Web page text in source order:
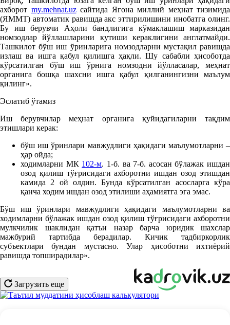
ахборот my.mehnat.uzсайтида Ягона миллий меҳнат тизимида
(ЯММТ) автоматик равишда акс эттирилишини инобатга олинг.
Бу иш берувчи Аҳоли бандлигига кўмаклашиш марказидан
номзодлар йўллашларини кутиши кераклигини англатмайди.
Ташкилот бўш иш ўринларига номзодларни мустақил равишда
излаш ва ишга қабул қилишга ҳақли. Шу сабабли ҳисоботда
кўрсатилган бўш иш ўрнига номзодни йўлласалар, меҳнат
органига бошқа шахсни ишга қабул қилганингизни маълум
қилинг».
Эслатиб ўтамиз
Иш берувчилар меҳнат органига қуйидагиларни тақдим
этишлари керак:
бўш иш ўринлари мавжудлиги ҳақидаги маълумотларни –
ҳар ойда;
ходимларни МК 102-м. 1-б. ва 7-б. асосан бўлажак ишдан
озод қилиш тўғрисидаги ахборотни ишдан озод этишдан
камида 2 ой олдин. Бунда кўрсатилган асосларга кўра
қанча ходим ишдан озод этилиши аҳамиятга эга эмас.
Бўш иш ўринлари мавжудлиги ҳақидаги маълумотларни ва
ходимларни бўлажак ишдан озод қилиш тўғрисидаги ахборотни
мулкчилик шаклидан қатъи назар барча юридик шахслар
мажбурий тартибда берадилар. Кичик тадбиркорлик
субъектлари бундан мустасно. Улар ҳисоботни ихтиёрий
равишда топширадилар».
Загрузить еще